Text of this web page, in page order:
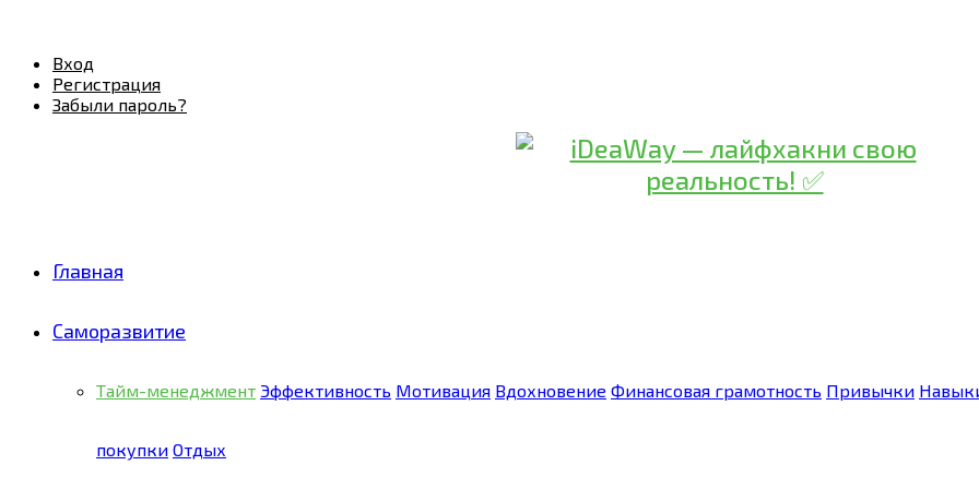
Вход
Регистрация
Забыли пароль?
Главная
Саморазвитие
Тайм-менеджмент Эффективность Мотивация Вдохновение Финансовая грамотность Привычки
покупки Отдых